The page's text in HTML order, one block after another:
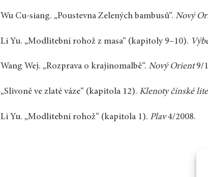
Wu Cu-siang. „Poustevna Zelených bambusů“.Nový
Li Yu. „Modlitební rohož z masa“ (kapitoly 9–10).
Wang Wej. „Rozprava o krajinomalbě“.Nový Orient9/
„Slivoně ve zlaté váze“ (kapitola 12). Klenoty čínské
Li Yu. „Modlitební rohož“ (kapitola 1). Plav4/2008.